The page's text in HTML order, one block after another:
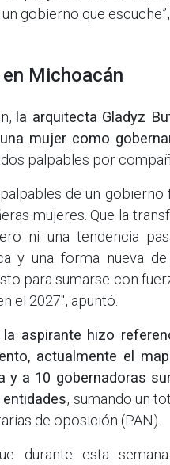
gobierno que
Michoacán
la arquitecta Gladyz
mujer como
palpables por
de un
mujeres. Que la
ni una tendencia
y una forma nueva
para sumarse con
el 2027", apuntó.
la aspirante hizo
actualmente el
y a 10 gobernadoras
, sumando un
de oposición (PAN).
durante esta semana